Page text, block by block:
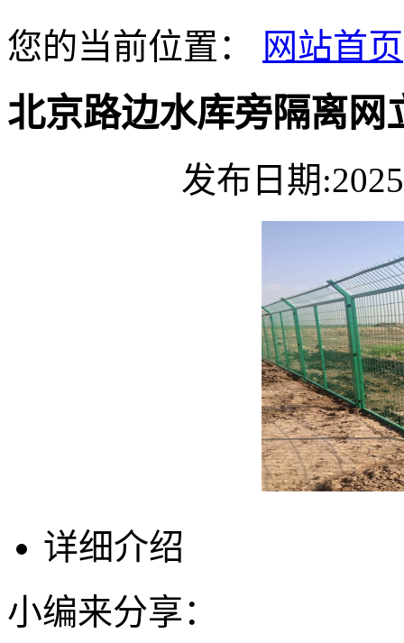
您的当前位置： 网站首页
北京路边水库旁隔离网
发布日期
详细介绍
小编来分享：